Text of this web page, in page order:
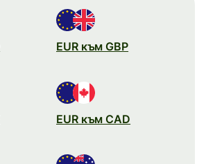
EUR към GBP
EUR към CAD